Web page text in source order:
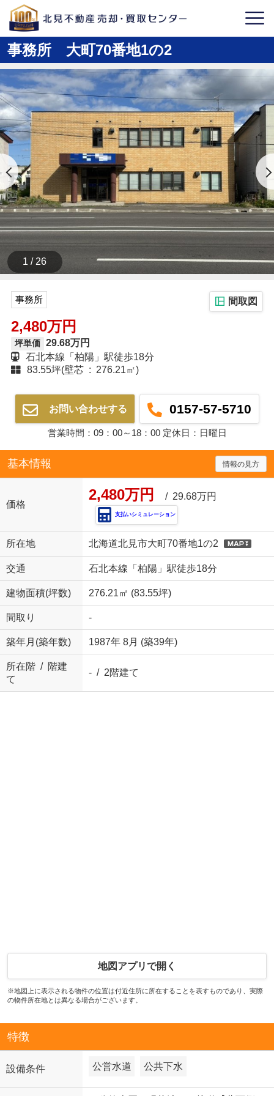
事務所 大町70番地1の2
1 / 26
事務所 間取図
2,480万円
坪単価 29.68万円
石北本線「柏陽」駅徒歩18分
83.55坪(壁芯 : 276.21㎡)
お問い合わせする 0157-57-5710
営業時間：09：00～18：00 定休日：日曜日
基本情報 情報の見方
価格
2,480万円 / 29.68万円
支払いシミュレーション
所在地 北海道北見市大町70番地1の2
交通 石北本線「柏陽」駅徒歩18分
建物面積(坪数) 276.21㎡ (83.55坪)
間取り -
築年月(築年数) 1987年 8月 (築39年)
所在階 / 階建
て
- / 2階建て
地図アプリで開く
※地図上に表示される物件の位置は付近住所に所在することを表すものであり、実際
の物件所在地とは異なる場合がございます。
特徴
設備条件 公営水道 公共下水